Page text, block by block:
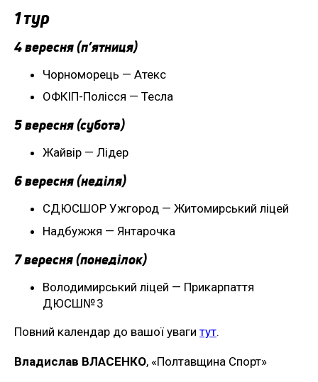
1 тур
4 вересня (п’ятниця)
Чорноморець — Атекс
ОФКІП-Полісся — Тесла
5 вересня (субота)
Жайвір — Лідер
6 вересня (неділя)
СДЮСШОР Ужгород — Житомирський ліцей
Надбужжя — Янтарочка
7 вересня (понеділок)
Володимирський ліцей — Прикарпаття
ДЮСШ№ 3
Повний календар до вашої уваги тут.
Владислав ВЛАСЕНКО, «Полтавщина Спорт»